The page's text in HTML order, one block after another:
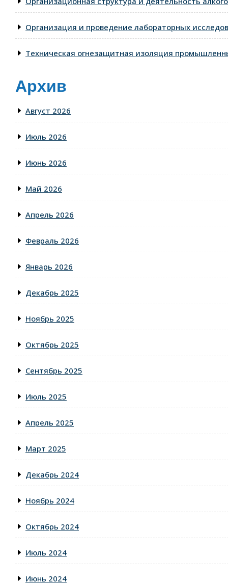
Организация и проведение лабораторных
Техническая огнезащитная изоляция
Архив
Август 2026
Июль 2026
Июнь 2026
Май 2026
Апрель 2026
Февраль 2026
Январь 2026
Декабрь 2025
Ноябрь 2025
Октябрь 2025
Сентябрь 2025
Июль 2025
Апрель 2025
Март 2025
Декабрь 2024
Ноябрь 2024
Октябрь 2024
Июль 2024
Июнь 2024